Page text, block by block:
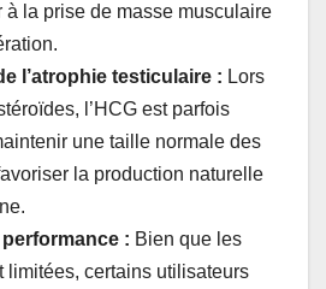
à la prise de masse musculaire
l’atrophie testiculaire : Lors
l’HCG est parfois
une taille normale des
la production naturelle
: Bien que les
limitées, certains utilisateurs